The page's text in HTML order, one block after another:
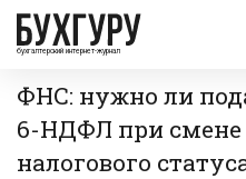
бухгалтерский интернет-журнал
ФНС: нужно ли
6-НДФЛ при смене
налогового